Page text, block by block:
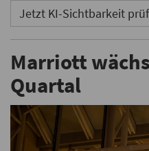
Jetzt KI-Sichtbarkeit
Marriott
Quartal